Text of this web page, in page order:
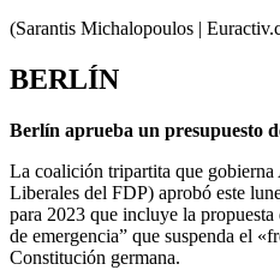
(Sarantis Michalopoulos |
BERLÍN
Berlín aprueba un presupuesto
La coalición tripartita que
Liberales del FDP) aprobó este
para 2023 que incluye la
de emergencia” que suspenda el
Constitución germana.